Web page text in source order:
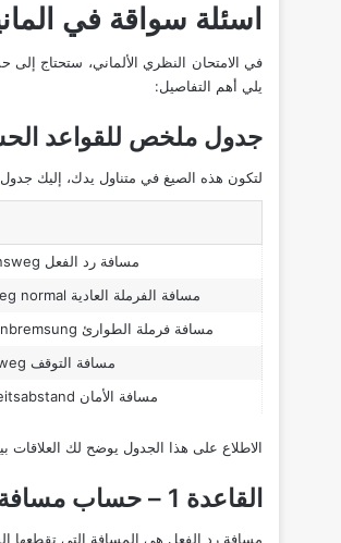
اسئلة سواقة في
يلي أهم التفاصيل:
جدول ملخص للقواعد
لتكون هذه الصيغ في متناول يدك، إليك
مسافة رد الفعل Reaktionsweg
مسافة الفرملة العادية Bremsweg normal
مسافة فرملة الطوارئ Gefahrenbremsung
مسافة التوقف Anhalteweg
مسافة الأمان Sicherheitsabstand
الاطلاع على هذا الجدول يوضح لك العلاقات
القاعدة 1 – حساب مسافة رد الفعل Reaktionsweg
مسافة رد الفعل هي المسافة التي تقطعها